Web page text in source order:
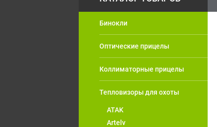
Бинокли
Оптические прицелы
Коллиматорные прицелы
Тепловизоры для охоты
ATAK
Artelv